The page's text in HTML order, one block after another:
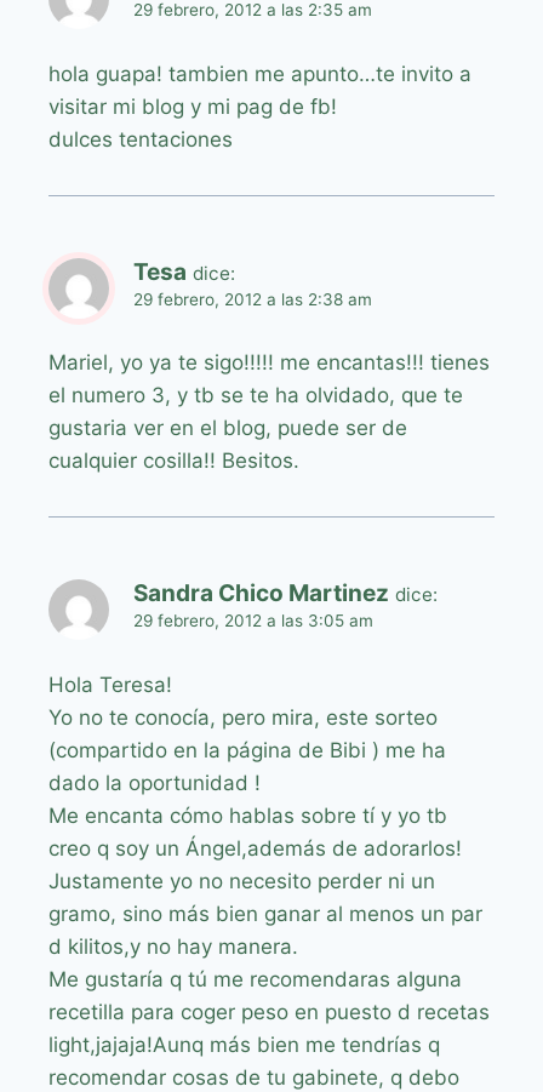
29 febrero, 2012 a las 2:35 am
hola guapa! tambien me apunto…te invito a
visitar mi blog y mi pag de fb!
dulces tentaciones
Tesa dice:
29 febrero, 2012 a las 2:38 am
Mariel, yo ya te sigo!!!!! me encantas!!! tienes
el numero 3, y tb se te ha olvidado, que te
gustaria ver en el blog, puede ser de
cualquier cosilla!! Besitos.
Sandra Chico Martinez dice:
29 febrero, 2012 a las 3:05 am
Hola Teresa!
Yo no te conocía, pero mira, este sorteo
(compartido en la página de Bibi ) me ha
dado la oportunidad !
Me encanta cómo hablas sobre tí y yo tb
creo q soy un Ángel,además de adorarlos!
Justamente yo no necesito perder ni un
gramo, sino más bien ganar al menos un par
d kilitos,y no hay manera.
Me gustaría q tú me recomendaras alguna
recetilla para coger peso en puesto d recetas
light,jajaja!Aunq más bien me tendrías q
recomendar cosas de tu gabinete, q debo